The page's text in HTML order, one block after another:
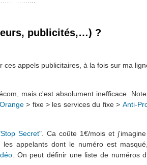
publicités,…) ?
appels publicitaires, à la fois sur ma
mais c'est absolument inefficace.
> fixe > les services du fixe > Anti-
Stop Secret". Ca coûte 1€/mois et
appelants dont le numéro est
. On peut définir une liste de numéros